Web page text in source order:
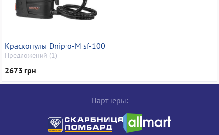
Краскопульт Dnipro-M sf-100
Предложений (1)
2673 грн
Партнеры: